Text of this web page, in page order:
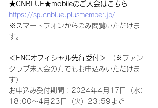
★CNBLUE★mobileのご入会はこちら
https://sp.cnblue.plusmember.jp/
※スマートフォンからのみ閲覧いただけま
す。
＜FNCオフィシャル先行受付＞
（※ファン
クラブ未入会の方でもお申込みいただけま
す）
お申込み受付期間：2024年4月17日（水）
18:00～4月23日（火）23:59まで